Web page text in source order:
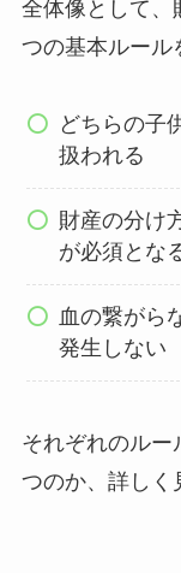
全体像として、
つの基本ルール
どちらの子
扱われる
財産の分け
が必須とな
血の繋がら
発生しない
それぞれのルー
つのか、詳しく